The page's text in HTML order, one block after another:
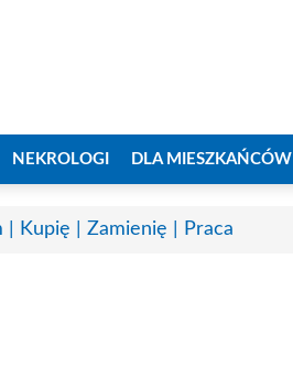
NEKROLOGI DLA MIESZKAŃCÓW
| Kupię | Zamienię | Praca